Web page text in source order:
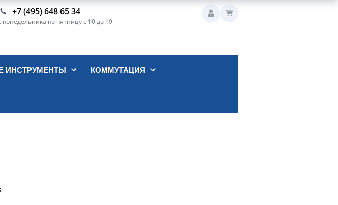
+7 (495) 648 65 34
понедельника по пятницу с 10 до 19
ИНСТРУМЕНТЫ КОММУТАЦИЯ